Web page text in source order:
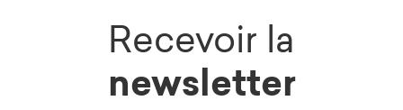
Recevoir la
newsletter